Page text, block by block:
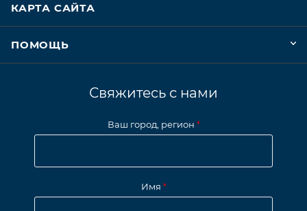
КАРТА САЙТА
ПОМОЩЬ
Свяжитесь с нами
Ваш город, регион *
Имя *